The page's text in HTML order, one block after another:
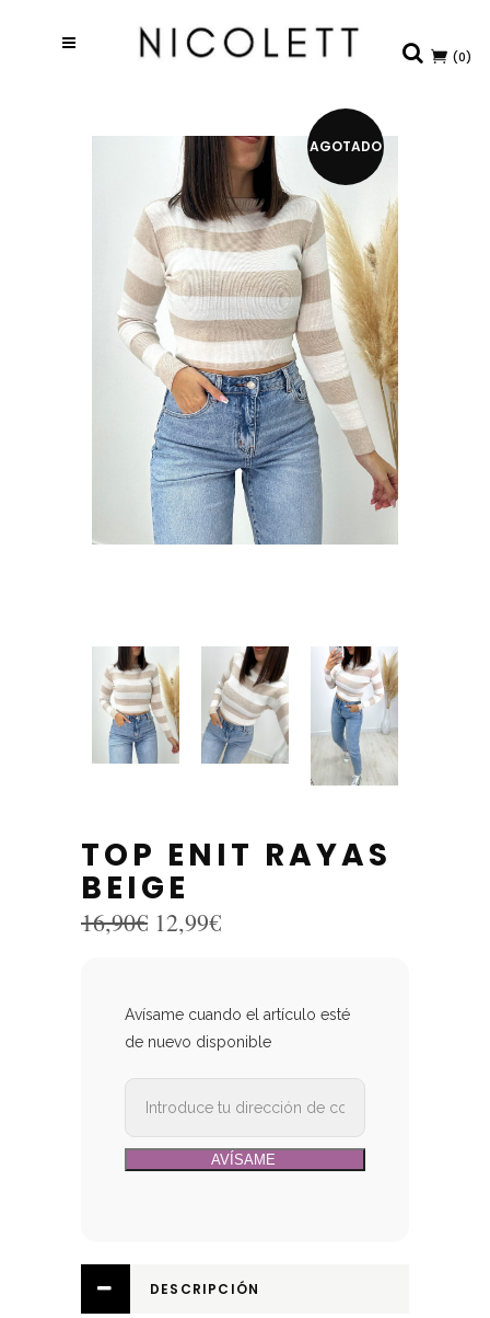
(0)
AGOTADO
TOP ENIT RAYAS
BEIGE
16,90€ El
precio
16,90€.
12,99€El
12,99€.
Avísame cuando el artículo esté
de nuevo disponible
DESCRIPCIÓN